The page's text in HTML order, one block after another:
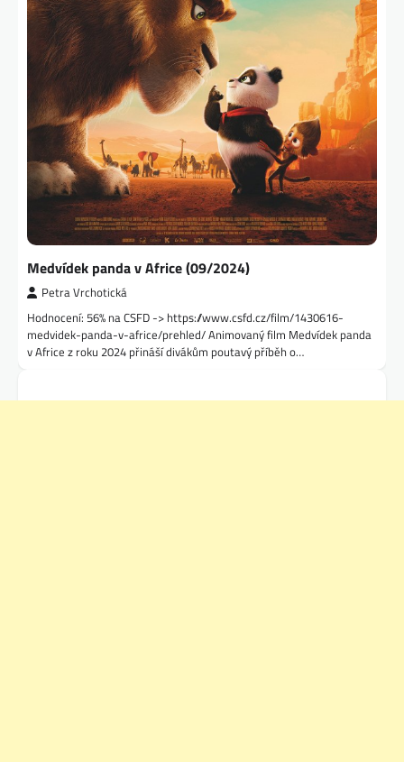
Medvídek panda v Africe (09/2024)
Petra Vrchotická
Hodnocení: 56% na CSFD -> https://www.csfd.cz/film/1430616-
medvidek-panda-v-africe/prehled/ Animovaný film Medvídek panda
v Africe z roku 2024 přináší divákům poutavý příběh o…